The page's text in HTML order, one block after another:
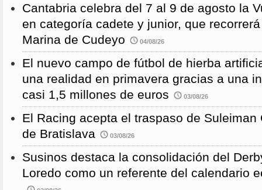
Cantabria celebra del 7 al 9 de agosto la
en categoría cadete y junior, que
Marina de Cudeyo
04/08/26
El nuevo campo de fútbol de hierba
una realidad en primavera gracias a una
casi 1,5 millones de euros
03/08/26
El Racing acepta el traspaso de Suleiman
de Bratislava
03/08/26
Susinos destaca la consolidación del
Loredo como un referente del calendario